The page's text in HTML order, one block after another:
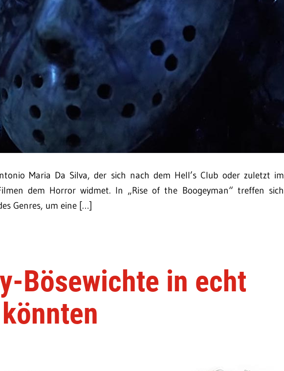
Maria Da Silva, der sich nach dem Hell’s Club oder zuletzt im
dem Horror widmet. In „Rise of the Boogeyman“ treffen sich
Genres, um eine […]
Bösewichte in echt